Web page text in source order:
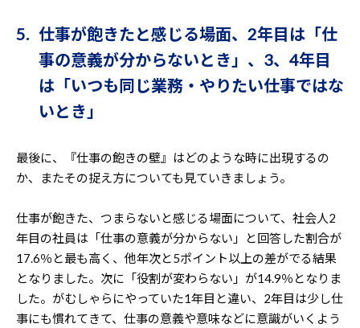
5. 仕事が飽きたと感じる場面、2年目は「仕
事の意義が分からないとき」、3、4年目
は「いつも同じ業務・やりたい仕事ではな
いとき」
最後に、『仕事の飽きの壁』はどのような時に出現するの
か、またその捉え方についても見ていきましょう。
仕事が飽きた、つまらないと感じる場面について、社会人2
年目の社員は「仕事の意義が分からない」と回答した割合が
17.6％と最も高く、他年次と5ポイント以上の差がでる結果
となりました。次に「役割が変わらない」が14.9％となりま
した。がむしゃらにやっていた1年目と違い、2年目は少し仕
事にも慣れてきて、仕事の意義や意味などに意識がいくよう